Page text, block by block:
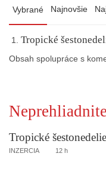
Vybrané Najnovšie
Tropické
Obsah spolupráce s
Tropické šestonedelie
INZERCIA 12 h